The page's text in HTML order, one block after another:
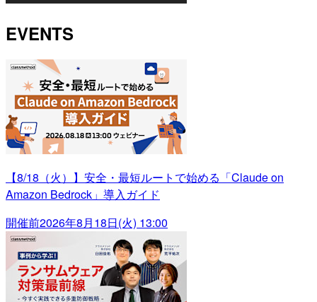
EVENTS
【8/18（火）】安全・最短ルートで始める「Claude on
Amazon Bedrock」導入ガイド
開催前2026年8月18日(火) 13:00